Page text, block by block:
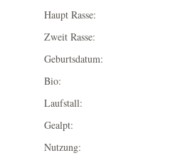
Haupt Rasse:
Zweit Rasse:
Geburtsdatum:
Bio:
Laufstall:
Gealpt:
Nutzung: